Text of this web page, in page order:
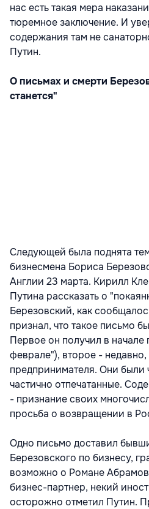
нас есть такая мера
тюремное заключение. И
содержания там не
Путин.
О письмах и смерти
станется"
Следующей была поднята
бизнесмена Бориса
Англии 23 марта. Кирилл
Путина рассказать о
Березовский, как
признал, что такое письмо
Первое он получил в начале
феврале"), второе -
предпринимателя. Они были
частично отпечатанные.
- признание своих
просьба о возвращении в
Одно письмо доставил
Березовского по бизнесу,
возможно о Романе
бизнес-партнер, некий
осторожно отметил Путин.